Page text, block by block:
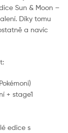
Sun & Moon –
Díky tomu
a navíc
+ stage1
edice s